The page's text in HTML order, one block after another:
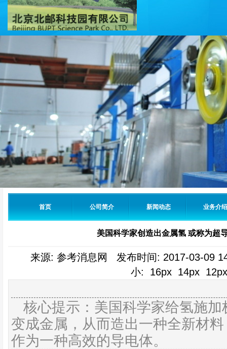
首页 公司简介 新闻动态 业务介绍
美国科学家创造出金属氢 或称为超
来源: 参考消息网 发布时间: 2017-03-09
小: 16px 14px 12px
核心提示：美国科学家给氢施
变成金属，从而造出一种全新材
作为一种高效的导电体。